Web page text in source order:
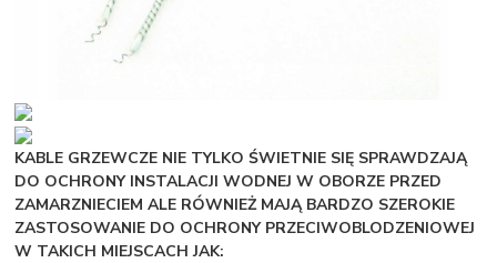
KABLE GRZEWCZE NIE TYLKO ŚWIETNIE SIĘ SPRAWDZAJĄ
DO OCHRONY INSTALACJI WODNEJ W OBORZE PRZED
ZAMARZNIECIEM ALE RÓWNIEŻ MAJĄ BARDZO SZEROKIE
ZASTOSOWANIE DO OCHRONY PRZECIWOBLODZENIOWEJ
W TAKICH MIEJSCACH JAK: